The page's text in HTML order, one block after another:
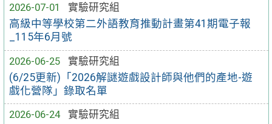
2026-07-01
實驗研究組
高級中等學校第二外語教育推動計畫第41期電子報
_115年6月號
2026-06-25
實驗研究組
(6/25更新)「2026解謎遊戲設計師與他們的產地-遊
戲化營隊」錄取名單
2026-06-24
實驗研究組